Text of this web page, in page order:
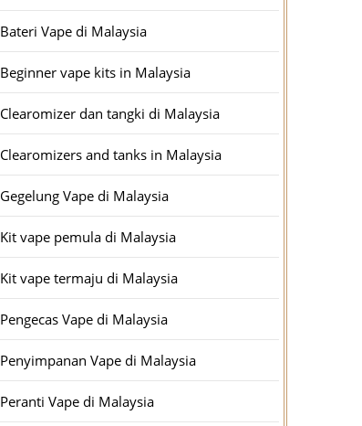
Bateri Vape di Malaysia
Beginner vape kits in Malaysia
Clearomizer dan tangki di Malaysia
Clearomizers and tanks in Malaysia
Gegelung Vape di Malaysia
Kit vape pemula di Malaysia
Kit vape termaju di Malaysia
Pengecas Vape di Malaysia
Penyimpanan Vape di Malaysia
Peranti Vape di Malaysia